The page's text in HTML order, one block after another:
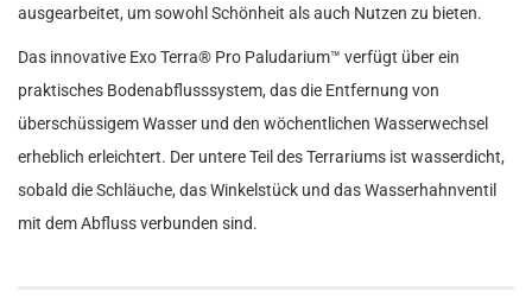
ausgearbeitet, um sowohl Schönheit als auch Nutzen zu bieten.
Das innovative Exo Terra® Pro Paludarium™ verfügt über ein
praktisches Bodenabflusssystem, das die Entfernung von
überschüssigem Wasser und den wöchentlichen Wasserwechsel
erheblich erleichtert. Der untere Teil des Terrariums ist wasserdicht,
sobald die Schläuche, das Winkelstück und das Wasserhahnventil
mit dem Abfluss verbunden sind.